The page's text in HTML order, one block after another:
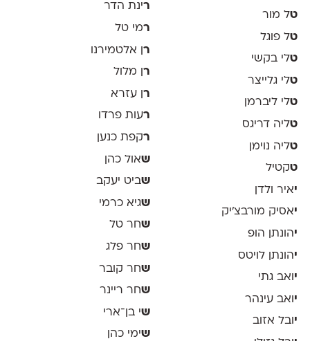
טל מור
טל פוגל
טלי בקשי
טלי גלייצר
טלי ליברמן
טליה דריגס
טליה נוימן
טקטיל
יאיר ולדן
יאסיק מורבצ'יק
יהונתן הופ
יהונתן לויטס
י ואב גתי
י ואב עינהר
יובל אזוב
רינת הדר
רמי טל
רן אלטמירנו
ר ן מלול
ר ן עזרא
רעות פרדו
רקפת כנען
שאול כהן
שביט יעקב
שגיא כרמי
שחר טל
שחר פלג
שחר קובר
שחר ריינר
שי בן־ארי
שימי כהן